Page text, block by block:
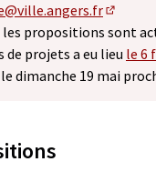
propositions sont
de projets a eu lieu le 6
dimanche 19 mai